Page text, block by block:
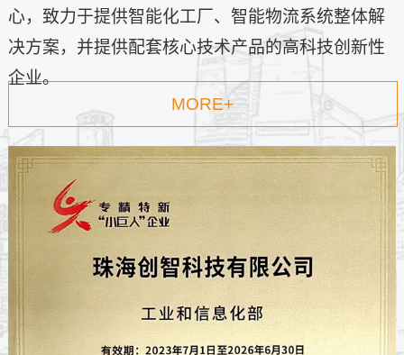
心，致力于提供智能化工厂、智能物流系统整体解
决方案，并提供配套核心技术产品的高科技创新性
企业。
MORE+